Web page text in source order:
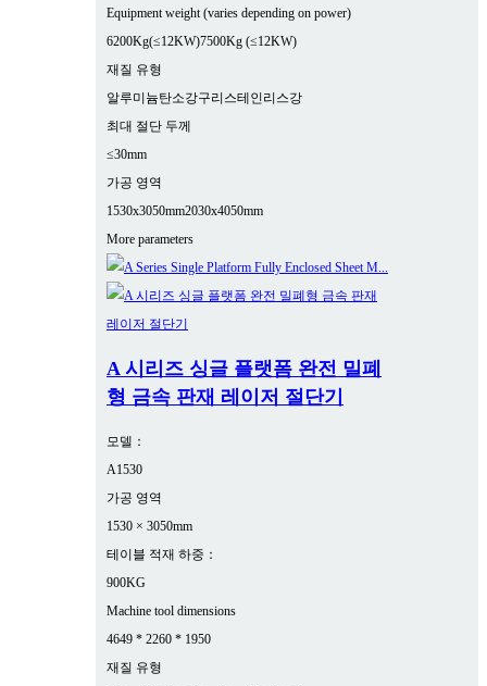
Equipment weight (varies depending on power)
6200Kg(≤12KW)7500Kg (≤12KW)
재질 유형
알루미늄탄소강구리스테인리스강
최대 절단 두께
≤30mm
가공 영역
1530x3050mm2030x4050mm
More parameters
A 시리즈 싱글 플랫폼 완전 밀폐
형 금속 판재 레이저 절단기
모델：
A1530
가공 영역
1530 × 3050mm
테이블 적재 하중：
900KG
Machine tool dimensions
4649 * 2260 * 1950
재질 유형